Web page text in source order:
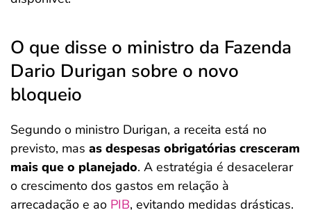
O que disse o ministro da Fazenda
Dario Durigan sobre o novo
bloqueio
Segundo o ministro Durigan, a receita está no
previsto, mas as despesas obrigatórias cresceram
mais que o planejado. A estratégia é desacelerar
o crescimento dos gastos em relação à
arrecadação e ao PIB, evitando medidas drásticas.